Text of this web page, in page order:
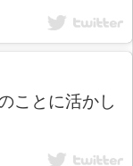
ことに活かし